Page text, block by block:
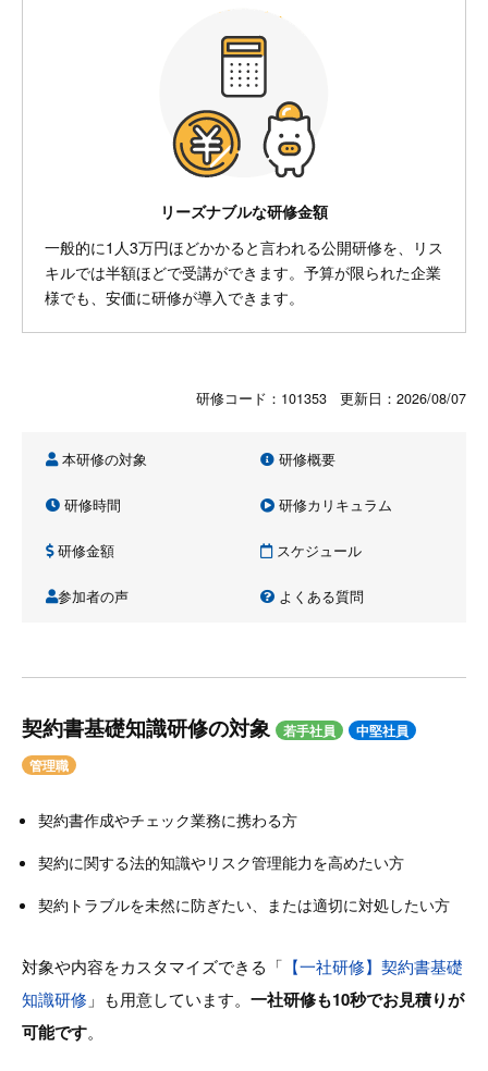
リーズナブルな研修金額
一般的に1人3万円ほどかかると言われる公開研修を、リス
キルでは半額ほどで受講ができます。予算が限られた企業
様でも、安価に研修が導入できます。
研修コード：101353 更新日： 2026/08/07
本研修の対象 研修概要
研修時間 研修カリキュラム
研修金額 スケジュール
参加者の声 よくある質問
契約書基礎知識研修の対象 若手社員
中堅社員
管理職
契約書作成やチェック業務に携わる方
契約に関する法的知識やリスク管理能力を高めたい方
契約トラブルを未然に防ぎたい、または適切に対処したい方
対象や内容をカスタマイズできる「 【一社研修】契約書基礎
知識研修 」も用意しています。 一社研修も10秒でお見積りが
可能です。